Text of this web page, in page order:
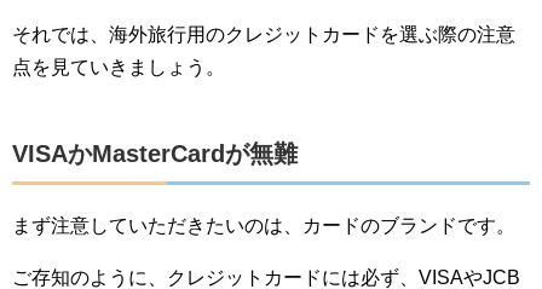
それでは、海外旅行用のクレジットカードを選ぶ際の注意
点を見ていきましょう。
VISAかMasterCardが無難
まず注意していただきたいのは、カードのブランドです。
ご存知のように、クレジットカードには必ず、VISAやJCB